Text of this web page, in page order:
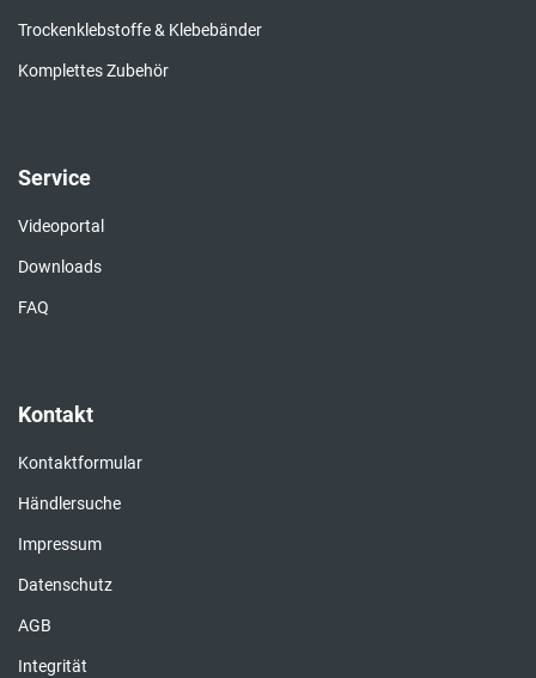
Trockenklebstoffe & Klebebänder
Komplettes Zubehör
Service
Videoportal
Downloads
FAQ
Kontakt
Kontaktformular
Händlersuche
Impressum
Datenschutz
AGB
Integrität